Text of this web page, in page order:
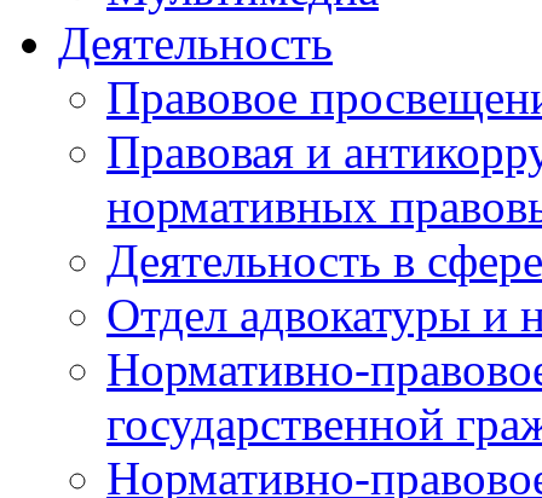
Деятельность
Правовое
Правовая и
нормативных
Деятельность в
Отдел адвокатуры и
Нормативно-
государственной
Нормативно-